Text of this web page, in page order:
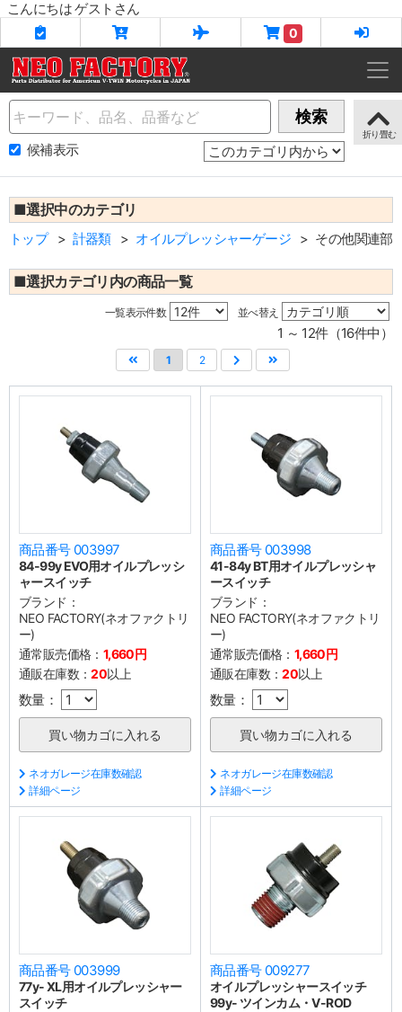
こんにちは ゲストさん
0
Name 検索
候補表示
■選択中のカテゴリ
トップ 計器類 オイルプレッシャーゲージ その他関連部
■選択カテゴリ内の商品一覧
一覧表示件数 並べ替え
1 ～ 12件（16件中）
1 2
商品番号 003997
84-99y EVO用オイルプレッシ
ャースイッチ
ブランド：
NEO FACTORY(ネオファクトリ
ー)
通常販売価格： 1,660円
通販在庫数：20以上
数量：
ネオガレージ在庫数確認
詳細ページ
商品番号 003998
41-84y BT用オイルプレッシャ
ースイッチ
ブランド：
NEO FACTORY(ネオファクトリ
ー)
通常販売価格： 1,660円
通販在庫数：20以上
数量：
ネオガレージ在庫数確認
詳細ページ
商品番号 003999
77y- XL用オイルプレッシャー
スイッチ
商品番号 009277
オイルプレッシャースイッチ
99y- ツインカム・V-ROD